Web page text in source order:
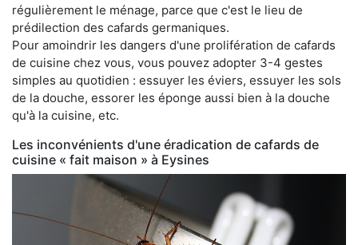
régulièrement le ménage, parce que c'est le lieu de
prédilection des cafards germaniques.
Pour amoindrir les dangers d'une prolifération de cafards
de cuisine chez vous, vous pouvez adopter 3-4 gestes
simples au quotidien : essuyer les éviers, essuyer les sols
de la douche, essorer les éponge aussi bien à la douche
qu'à la cuisine, etc.
Les inconvénients d'une éradication de cafards de
cuisine « fait maison » à Eysines